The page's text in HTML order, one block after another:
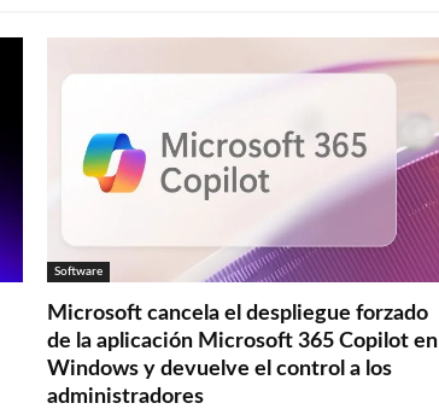
Software
Microsoft cancela el despliegue forzado
de la aplicación Microsoft 365 Copilot en
Windows y devuelve el control a los
administradores